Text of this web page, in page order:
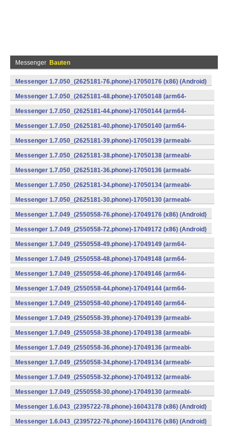
Messenger Bauten
Messenger 1.7.050_(2625181-76.phone)-17050176 (x86) (Android)
Messenger 1.7.050_(2625181-48.phone)-17050148 (arm64-
v8a) (Android)
Messenger 1.7.050_(2625181-44.phone)-17050144 (arm64-
v8a) (Android)
Messenger 1.7.050_(2625181-40.phone)-17050140 (arm64-
v8a) (Android)
Messenger 1.7.050_(2625181-39.phone)-17050139 (armeabi-
v7a) (Android)
Messenger 1.7.050_(2625181-38.phone)-17050138 (armeabi-
v7a) (Android)
Messenger 1.7.050_(2625181-36.phone)-17050136 (armeabi-
v7a) (Android)
Messenger 1.7.050_(2625181-34.phone)-17050134 (armeabi-
v7a) (Android)
Messenger 1.7.050_(2625181-30.phone)-17050130 (armeabi-
v7a) (Android)
Messenger 1.7.049_(2550558-76.phone)-17049176 (x86) (Android)
Messenger 1.7.049_(2550558-72.phone)-17049172 (x86) (Android)
Messenger 1.7.049_(2550558-49.phone)-17049149 (arm64-
v8a) (Android)
Messenger 1.7.049_(2550558-48.phone)-17049148 (arm64-
v8a) (Android)
Messenger 1.7.049_(2550558-46.phone)-17049146 (arm64-
v8a) (Android)
Messenger 1.7.049_(2550558-44.phone)-17049144 (arm64-
v8a) (Android)
Messenger 1.7.049_(2550558-40.phone)-17049140 (arm64-
v8a) (Android)
Messenger 1.7.049_(2550558-39.phone)-17049139 (armeabi-
v7a) (Android)
Messenger 1.7.049_(2550558-38.phone)-17049138 (armeabi-
v7a) (Android)
Messenger 1.7.049_(2550558-36.phone)-17049136 (armeabi-
v7a) (Android)
Messenger 1.7.049_(2550558-34.phone)-17049134 (armeabi-
v7a) (Android)
Messenger 1.7.049_(2550558-32.phone)-17049132 (armeabi-
v7a) (Android)
Messenger 1.7.049_(2550558-30.phone)-17049130 (armeabi-
v7a) (Android)
Messenger 1.6.043_(2395722-78.phone)-16043178 (x86) (Android)
Messenger 1.6.043_(2395722-76.phone)-16043176 (x86) (Android)